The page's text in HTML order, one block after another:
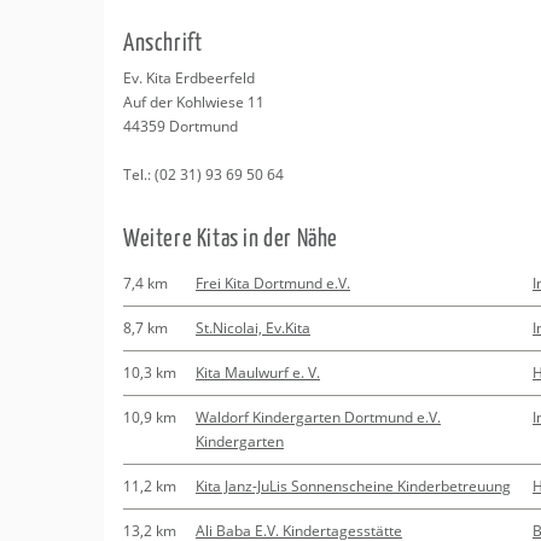
Beratung
Kurse
Regionale Tipps
An­schrift
Ev. Kita Erd­beer­feld
Auf der Kohl­wie­se 11
44359 Dort­mund
Tel.:(02 31) 93 69 50 64
Wei­te­re Kitas in der Nähe
7,4 km Frei Kita Dortmund e.V.
8,7 km St.Nicolai, Ev.Kita
10,3 km Kita Maulwurf e. V.
10,9 km
Waldorf Kindergarten Dortmund e.V.
Kindergarten
11,2 km Kita Janz-JuLis Sonnenscheine Kinderbetreuung
13,2 km Ali Baba E.V. Kindertagesstätte